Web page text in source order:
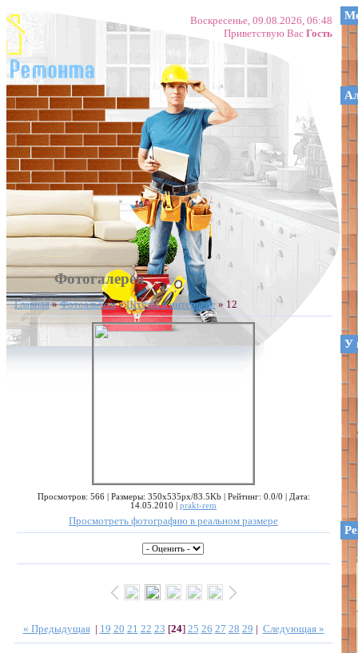
Воскресенье, 09.08.2026, 06:48
Приветствую Вас Гость
Фотогалерея
Главная»Фотоальбом»Шторы в интерьере » 12
Просмотров: 566 | Размеры: 350x535px/83.5Kb | Рейтинг: 0.0/0 | Дата:
14.05.2010 | prakt-rem
Просмотреть фотографию в реальном размере
« Предыдущая| 19 20 21 22 23 [24] 25 26 27 28 29 | Следующая »
У